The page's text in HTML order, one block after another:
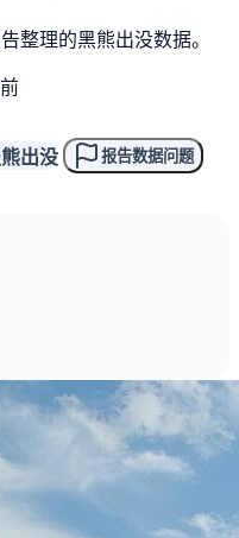
整理的黑熊出没数据。
出没 报告数据问题